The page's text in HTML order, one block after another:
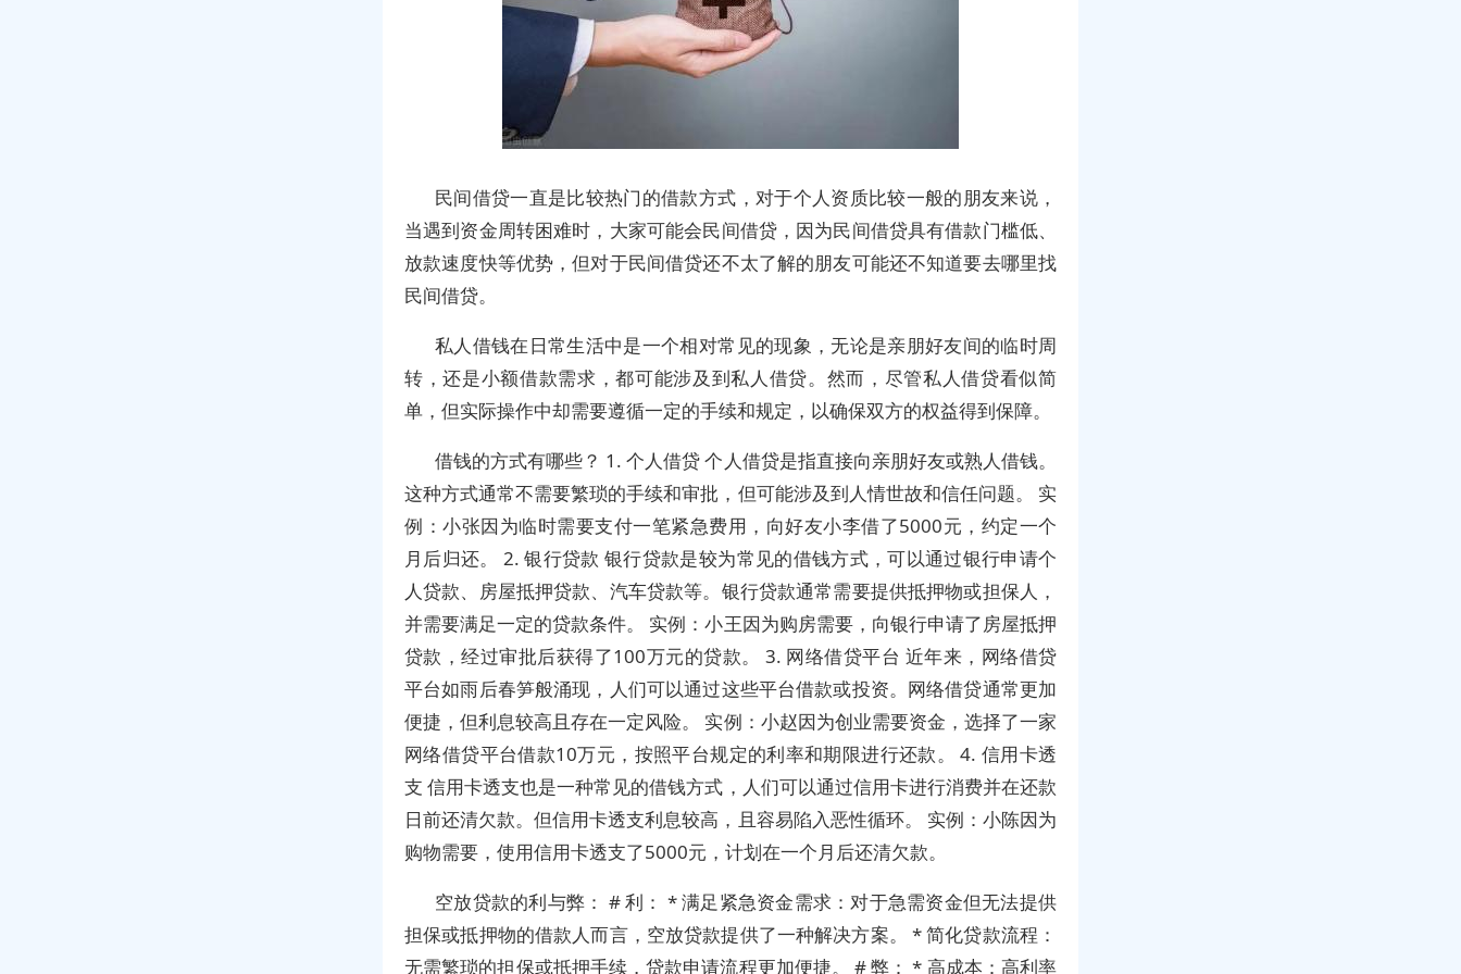
民间借贷一直是比较热门的借款方式，对于个人资质比较一般的朋友来说，
当遇到资金周转困难时，大家可能会民间借贷，因为民间借贷具有借款门槛低、
放款速度快等优势，但对于民间借贷还不太了解的朋友可能还不知道要去哪里找
民间借贷。
私人借钱在日常生活中是一个相对常见的现象，无论是亲朋好友间的临时周
转，还是小额借款需求，都可能涉及到私人借贷。然而，尽管私人借贷看似简
单，但实际操作中却需要遵循一定的手续和规定，以确保双方的权益得到保障。
借钱的方式有哪些？ 1. 个人借贷 个人借贷是指直接向亲朋好友或熟人借钱。
这种方式通常不需要繁琐的手续和审批，但可能涉及到人情世故和信任问题。 实
例：小张因为临时需要支付一笔紧急费用，向好友小李借了5000元，约定一个
月后归还。 2. 银行贷款 银行贷款是较为常见的借钱方式，可以通过银行申请个
人贷款、房屋抵押贷款、汽车贷款等。银行贷款通常需要提供抵押物或担保人，
并需要满足一定的贷款条件。 实例：小王因为购房需要，向银行申请了房屋抵押
贷款，经过审批后获得了100万元的贷款。 3. 网络借贷平台 近年来，网络借贷
平台如雨后春笋般涌现，人们可以通过这些平台借款或投资。网络借贷通常更加
便捷，但利息较高且存在一定风险。 实例：小赵因为创业需要资金，选择了一家
网络借贷平台借款10万元，按照平台规定的利率和期限进行还款。 4. 信用卡透
支 信用卡透支也是一种常见的借钱方式，人们可以通过信用卡进行消费并在还款
日前还清欠款。但信用卡透支利息较高，且容易陷入恶性循环。 实例：小陈因为
购物需要，使用信用卡透支了5000元，计划在一个月后还清欠款。
空放贷款的利与弊： # 利： * 满足紧急资金需求：对于急需资金但无法提供
担保或抵押物的借款人而言，空放贷款提供了一种解决方案。 * 简化贷款流程：
无需繁琐的担保或抵押手续，贷款申请流程更加便捷。 # 弊： * 高成本：高利率